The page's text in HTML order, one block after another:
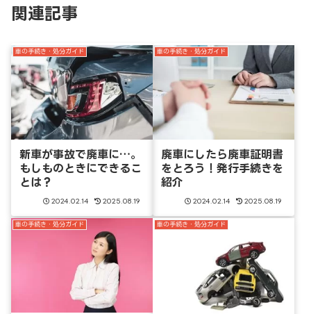
関連記事
車の手続き・処分ガイド
新車が事故で廃車に…。
もしものときにできるこ
とは？
2024.02.14 2025.08.19
車の手続き・処分ガイド
廃車にしたら廃車証明書
をとろう！発行手続きを
紹介
2024.02.14 2025.08.19
車の手続き・処分ガイド 車の手続き・処分ガイド